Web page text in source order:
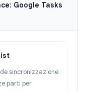
Google Tasks
sincronizzazione
parti per